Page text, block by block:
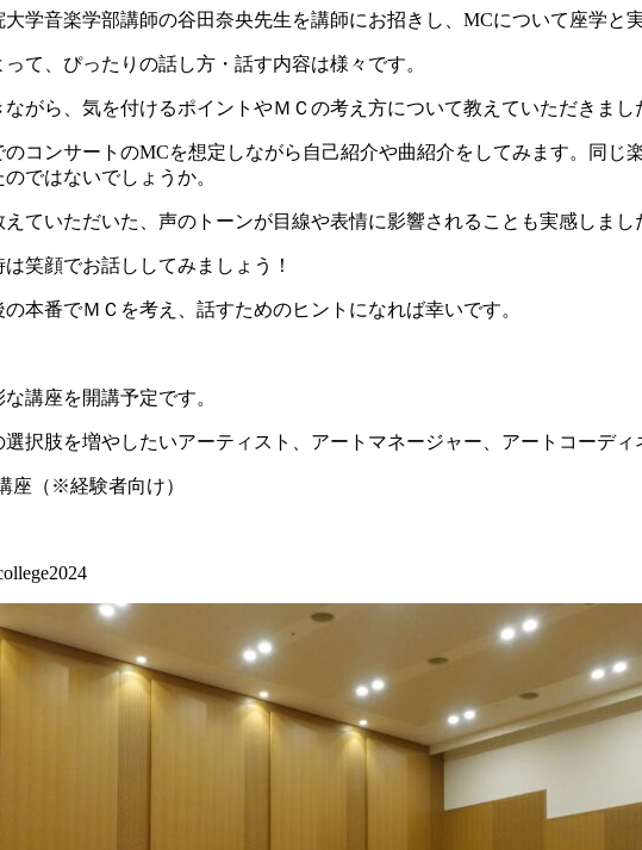
学音楽学部講師の谷田奈央先生を講師にお招きし、MCについて座学と
て、ぴったりの話し方・話す内容は様々です。
がら、気を付けるポイントやＭＣの考え方について教えていただきまし
コンサートのMCを想定しながら自己紹介や曲紹介をしてみます。同
ではないでしょうか。
ていただいた、声のトーンが目線や表情に影響されることも実感しまし
笑顔でお話ししてみましょう！
本番でＭＣを考え、話すためのヒントになれば幸いです。
講座を開講予定です。
択肢を増やしたいアーティスト、アートマネージャー、アートコーデ
座（※経験者向け）